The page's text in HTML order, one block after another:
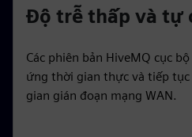
Độ trễ thấp và tự
Các phiên bản HiveMQ cục
ứng thời gian thực và tiếp
gian gián đoạn mạng WAN.